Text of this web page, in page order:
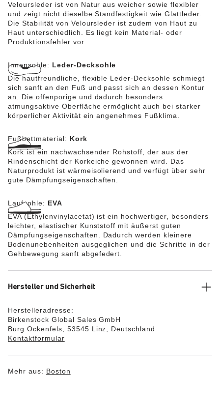
Veloursleder ist von Natur aus weicher sowie flexibler
und zeigt nicht dieselbe Standfestigkeit wie Glattleder.
Die Stabilität von Veloursleder ist zudem von Haut zu
Haut unterschiedlich. Es liegt kein Material- oder
Produktionsfehler vor.
Innensohle: Leder-Decksohle
Die hautfreundliche, flexible Leder-Decksohle schmiegt
sich sanft an den Fuß und passt sich an dessen Kontur
an. Die offenporige und dadurch besonders
atmungsaktive Oberfläche ermöglicht auch bei starker
körperlicher Aktivität ein angenehmes Fußklima.
Fußbettmaterial: Kork
Kork ist ein nachwachsender Rohstoff, der aus der
Rindenschicht der Korkeiche gewonnen wird. Das
Naturprodukt ist wärmeisolierend und verfügt über sehr
gute Dämpfungseigenschaften.
Laufsohle: EVA
EVA (Ethylenvinylacetat) ist ein hochwertiger, besonders
leichter, elastischer Kunststoff mit äußerst guten
Dämpfungseigenschaften. Dadurch werden kleinere
Bodenunebenheiten ausgeglichen und die Schritte in der
Gehbewegung sanft abgefedert.
Hersteller und Sicherheit
Herstelleradresse:
Birkenstock Global Sales GmbH
Burg Ockenfels, 53545 Linz, Deutschland
Kontaktformular
Mehr aus: Boston